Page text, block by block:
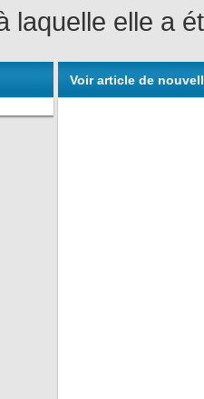
laquelle elle a
Voir article de